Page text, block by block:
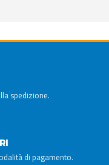
spedizione.
di pagamento.